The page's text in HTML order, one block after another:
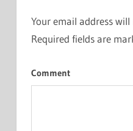
Your email address
Required fields are
Comment